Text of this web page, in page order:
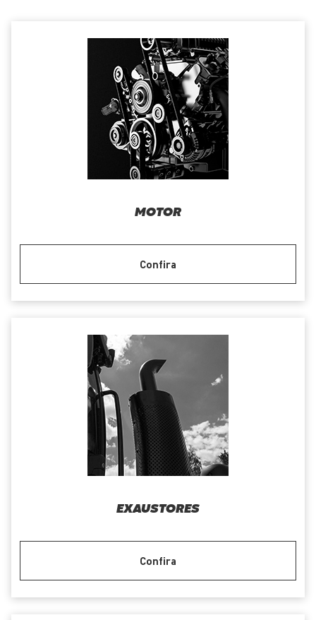
MOTOR
Confira
EXAUSTORES
Confira